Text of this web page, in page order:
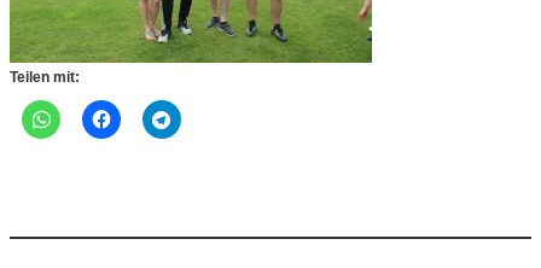
Teilen mit: